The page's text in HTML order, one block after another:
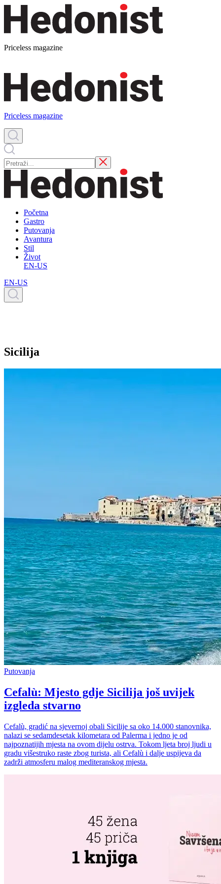
Priceless magazine
Priceless magazine
Početna
Gastro
Putovanja
Avantura
Stil
Život
EN-US
EN-US
Sicilija
Putovanja
Cefalù: Mjesto gdje Sicilija još uvijek
izgleda stvarno
Cefalù, gradić na sjevernoj obali Sicilije sa oko 14.000 stanovnika,
nalazi se sedamdesetak kilometara od Palerma i jedno je od
najpoznatijih mjesta na ovom dijelu ostrva. Tokom ljeta broj ljudi u
gradu višestruko raste zbog turista, ali Cefalù i dalje uspijeva da
zadrži atmosferu malog mediteranskog mjesta.